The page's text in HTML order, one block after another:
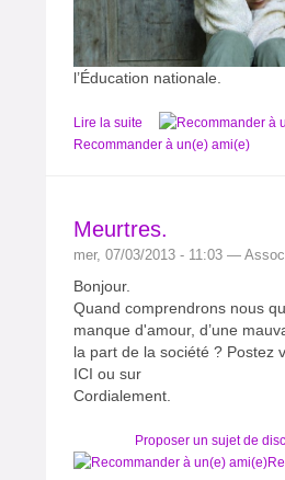
l’Éducation nationale.
Lire la suite
Recommander à un(e) ami(e)
Meurtres.
mer, 07/03/2013 - 11:03 —
Bonjour.
Quand comprendrons nous
manque d'amour, d’une
la part de la société ? Postez
ICI ou sur
Cordialement.
Proposer un sujet de